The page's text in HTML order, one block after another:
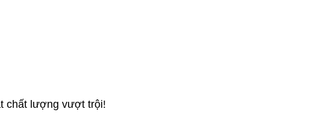
chất lượng vượt trội!